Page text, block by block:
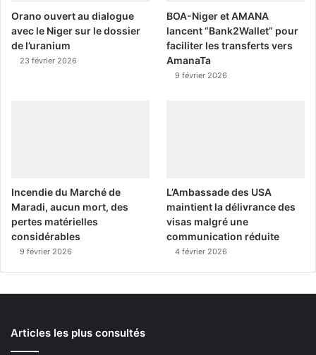
Orano ouvert au dialogue
avec le Niger sur le dossier
de l’uranium
23 février 2026
BOA-Niger et AMANA
lancent “Bank2Wallet” pour
faciliter les transferts vers
AmanaTa
9 février 2026
Incendie du Marché de
Maradi, aucun mort, des
pertes matérielles
considérables
9 février 2026
L’Ambassade des USA
maintient la délivrance des
visas malgré une
communication réduite
4 février 2026
Articles les plus consultés